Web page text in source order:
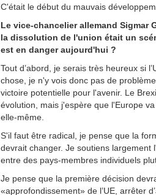
C'était le début du mauvais
Le vice-chancelier allemand Sigmar
la dissolution de l'union était un
est en danger aujourd'hui ?
Tout d’abord, je serais très heureux si
chose, je n'y vois donc pas de
victoire potentielle pour l'avenir. Le
évolution, mais j'espère que l'Europe
elle-même.
S'il faut être radical, je pense que la
devrait changer. Je soutiens
entre des pays-membres individuels
Je pense que la première décision
«approfondissement» de l’UE, arrêter